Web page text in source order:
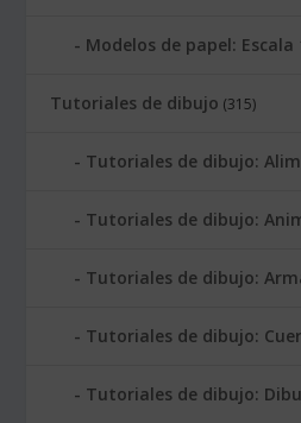
Modelos de papel: Escala
Tutoriales de dibujo (315)
Tutoriales de dibujo:
Tutoriales de dibujo:
Tutoriales de dibujo:
Tutoriales de dibujo:
Tutoriales de dibujo: